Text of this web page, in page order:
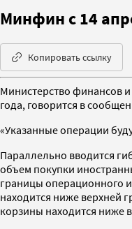
Минфин с 14
Копировать ссылку
Министерство финансов
года, говорится в
«Указанные операции
Параллельно вводится
объем покупки
границы операционного
находится ниже верхней
корзины находится ниже